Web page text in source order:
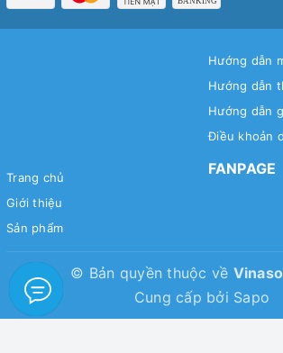
Hướng dẫn
Hướng dẫn
Hướng dẫn
Điều khoản
Trang chủ
Giới thiệu
Sản phẩm
FANPAGE
© Bản quyền thuộc về
Cung cấp bởi Sapo